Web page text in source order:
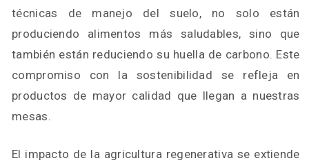
técnicas de manejo del suelo, no solo están
produciendo alimentos más saludables, sino que
también están reduciendo su huella de carbono. Este
compromiso con la sostenibilidad se refleja en
productos de mayor calidad que llegan a nuestras
mesas.
El impacto de la agricultura regenerativa se extiende